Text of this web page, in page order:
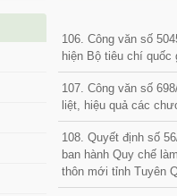
106. Công văn số
hiện Bộ tiêu chí quốc
107. Công văn số
liệt, hiệu quả các
108. Quyết định số
ban hành Quy chế
thôn mới tỉnh Tuyên